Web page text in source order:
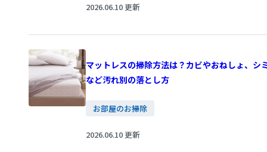
2026.06.10 更新
マットレスの掃除方法は？カビやおねしょ、シ
など汚れ別の落とし方
お部屋のお掃除
2026.06.10 更新